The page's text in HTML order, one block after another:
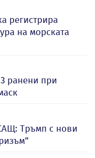
регистрира
на морската
ранени при
Тръмп с нови